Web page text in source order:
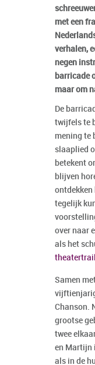
met een
verhalen,
negen
barricade
maar om
De
twijfels te
mening te
slaaplied
betekent
blijven
ontdekken
tegelijk
over naar
als het
Samen
Chanson.
grootse
twee
en Martijn
als in de